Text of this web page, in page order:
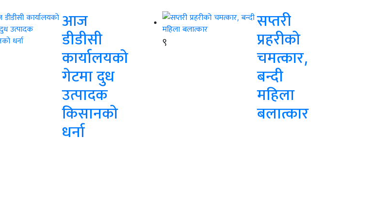
आज
डीडीसी
कार्यालयको
गेटमा दुध
उत्पादक
किसानको
धर्ना
९
सप्तरी
प्रहरीको
चमत्कार,
बन्दी
महिला
बलात्कार